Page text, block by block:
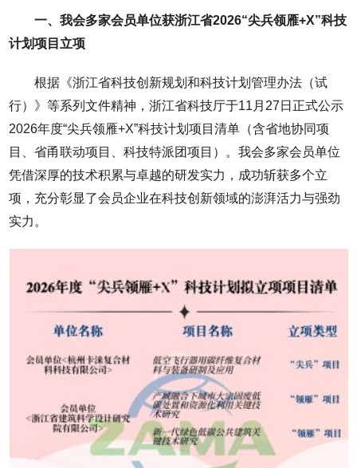
一、我会多家会员单位获浙江省2026“尖兵领雁+X”科技
计划项目立项
根据《浙江省科技创新规划和科技计划管理办法（试
行）》等系列文件精神，浙江省科技厅于11月27日正式公示
2026年度“尖兵领雁+X”科技计划项目清单（含省地协同项
目、省甬联动项目、科技特派团项目）。我会多家会员单位
凭借深厚的技术积累与卓越的研发实力，成功斩获多个立
项，充分彰显了会员企业在科技创新领域的澎湃活力与强劲
实力。